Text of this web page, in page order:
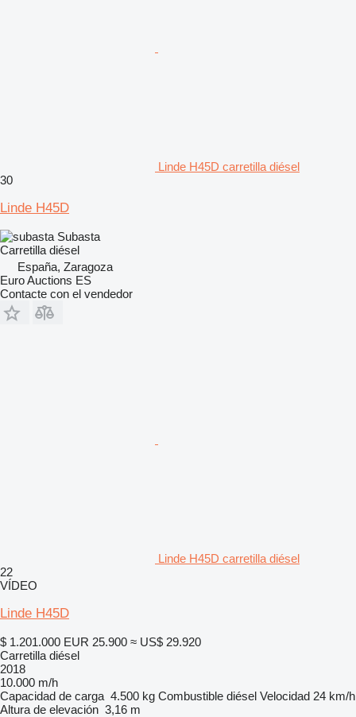
Linde H45D carretilla diésel
30
Linde H45D
Subasta
Carretilla diésel
España, Zaragoza
Euro Auctions ES
Contacte con el vendedor
Linde H45D carretilla diésel
22
VÍDEO
Linde H45D
$ 1.201.000 EUR 25.900 ≈ US$ 29.920
Carretilla diésel
2018
10.000 m/h
Capacidad de carga 4.500 kg Combustible diésel Velocidad 24 km/h
Altura de elevación 3,16 m